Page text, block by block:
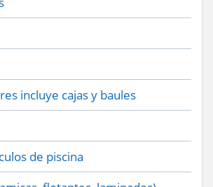
incluye cajas y baules
de piscina